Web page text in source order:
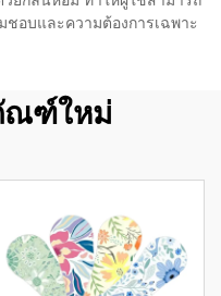
อบและความต้องการเฉพาะ
ณฑ์ใหม่